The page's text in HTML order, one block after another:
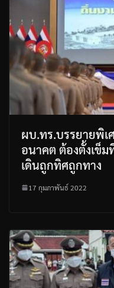
ผบ.ทร.บรรยายพิเ
อนาคต ต้องตั้งเข็
เดินถูกทิศถูกทาง
17 กุมภาพันธ์ 2022